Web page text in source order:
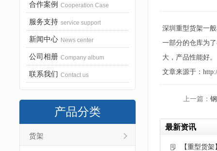
合作案例 Cooperation Case
服务支持 service support
新闻中心 News center
公司相册 Company album
联系我们 Contact us
产品分类
货架
深圳重型货架一
一部分的仓库为
大，产品性能好。
文章来源于：
上一篇：
最新资讯
【重型货